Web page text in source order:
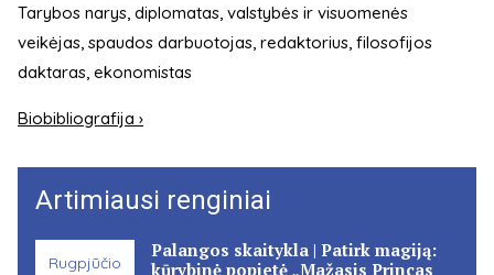
Tarybos narys, diplomatas, valstybės ir visuomenės
veikėjas, spaudos darbuotojas, redaktorius, filosofijos
daktaras, ekonomistas
Biobibliografija ›
Artimiausi renginiai
Rugpjūčio
Palangos skaitykla | Patirk magiją:
kūrybinė popietė „Mažasis Princas